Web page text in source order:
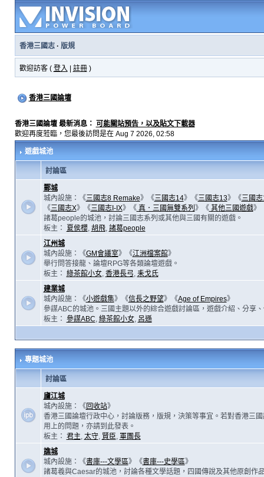
香港三國志· 版規
歡迎訪客 ( 登入 註冊)
香港三國論壇
香港三國論壇 最新消息： 可能關站預告，以及貼文下載器
歡迎再度蒞臨，您最後訪問是在 Aug 7 2026, 02:58
遊戲城池
討論區
鄴城
城內設施：《三國志8 Remake》《三國志14》《三國志13》《三國
《三國志X》《三國志I-IX》《真．三國無雙系列 》《其他三國遊戲》
諸葛people的城池，討論三國志系列或其他與三國有關的遊戲。
板主：
夏侯櫻, 胡飛, 諸葛people
江州城
城內設施：《GM會議室》《江洲檔案館》
舉行問答接龍、論壇RPG等各類論壇遊戲。
板主： 綠茶館小女, 香港長弓, 耒戈氏
建業城
城內設施：《小遊戲集》《信長之野望》《Age of Empires》
參謀ABC的城池。三國主題以外的綜合遊戲討論區，遊戲介紹、分享
板主： 參謀ABC, 綠茶館小女, 呂遜
專題城池
討論區
廬江城
城內設施：《回收站》
香港三國論壇行政中心，討論版務，版規，決策等事宜。若對香港三
用上的問題，亦請到此發表。
板主： 君主, 太守, 賢臣, 軍團長
譙城
城內設施：《書庫---文學區》《書庫---史學區》
諸葛羲與Caesar的城池，討論各種文學話題，四國傳說及其他原創作